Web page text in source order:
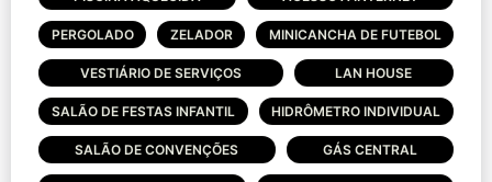
PERGOLADO ZELADOR MINICANCHA DE FUTEBOL
VESTIÁRIO DE SERVIÇOS LAN HOUSE
SALÃO DE FESTAS INFANTIL HIDRÔMETRO INDIVIDUAL
SALÃO DE CONVENÇÕES GÁS CENTRAL